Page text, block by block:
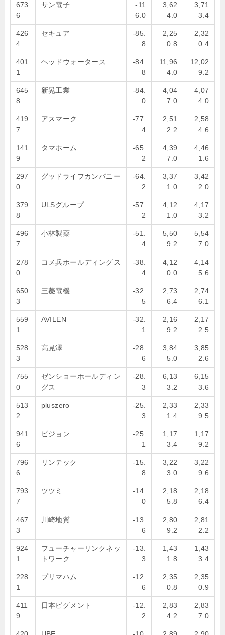
673
6
サン電子
-11
6.0
3,62
4.0
3,71
3.4
426
4
セキュア
-85.
8
2,25
0.8
2,32
0.4
401
1
ヘッドウォータース
-84.
8
11,96
4.0
12,02
9.2
645
8
新晃工業
-84.
0
4,04
7.0
4,07
4.0
419
7
アスマーク
-77.
4
2,51
2.2
2,58
4.6
141
9
タマホーム
-65.
2
4,39
7.0
4,46
1.6
297
0
グッドライフカンパニー
-64.
2
3,37
1.0
3,42
2.0
379
8
ULSグループ
-57.
2
4,12
1.0
4,17
3.2
496
7
小林製薬
-51.
4
5,50
9.2
5,54
7.0
278
0
コメ兵ホールディングス
-38.
4
4,12
0.0
4,14
5.6
650
3
三菱電機
-32.
5
2,73
6.4
2,74
6.1
559
1
AVILEN
-32.
1
2,16
9.2
2,17
2.5
528
3
高見澤
-28.
6
3,84
5.0
3,85
2.6
755
0
ゼンショーホールディン
グス
-28.
3
6,13
3.2
6,15
3.6
513
2
pluszero
-25.
3
2,33
1.4
2,33
9.5
941
6
ビジョン
-25.
1
1,17
3.4
1,17
9.2
796
6
リンテック
-15.
8
3,22
3.0
3,22
9.6
793
7
ツツミ
-14.
0
2,18
5.8
2,18
6.4
467
3
川崎地質
-13.
6
2,80
9.2
2,81
2.2
924
1
フューチャーリンクネッ
トワーク
-13.
3
1,43
1.8
1,43
3.4
228
1
プリマハム
-12.
6
2,35
0.8
2,35
0.9
411
9
日本ピグメント
-12.
2
2,83
4.2
2,83
7.0